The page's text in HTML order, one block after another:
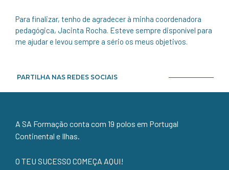
Para finalizar, tenho de agradecer à minha coordenadora
pedagógica, Jacinta Rocha. Esteve sempre disponível para
me ajudar e levou sempre a sério os meus objetivos.
PARTILHA NAS REDES SOCIAIS
A SA Formação conta com 19 polos em Portugal
Continental e Ilhas.
O TEU SUCESSO COMEÇA AQUI!